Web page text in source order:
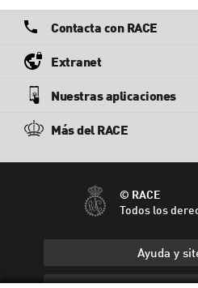
Contacta con RACE
Extranet
Nuestras aplicaciones
Más del RACE
© RACE
Todos los
Ayuda y